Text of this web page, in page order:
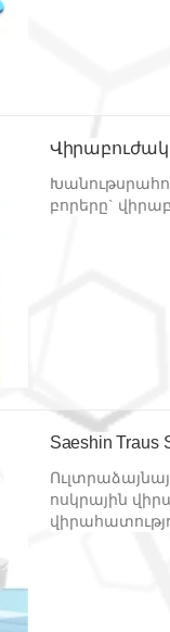
բորերը`
Saeshin Traus
ոսկրային